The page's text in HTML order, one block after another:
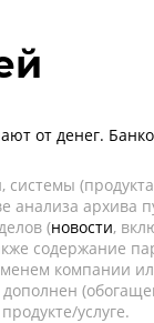
от денег.
анализа
(новости,
содержание
компании
услуге.